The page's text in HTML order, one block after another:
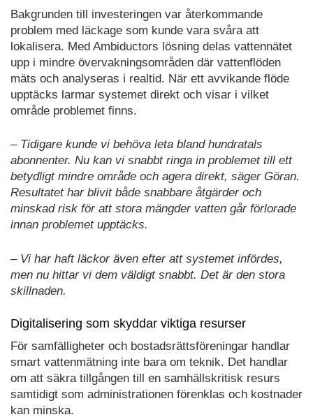
Bakgrunden till investeringen var återkommande
problem med läckage som kunde vara svåra att
lokalisera. Med Ambiductors lösning delas vattennätet
upp i mindre övervakningsområden där vattenflöden
mäts och analyseras i realtid. När ett avvikande flöde
upptäcks larmar systemet direkt och visar i vilket
område problemet finns.
– Tidigare kunde vi behöva leta bland hundratals
abonnenter. Nu kan vi snabbt ringa in problemet till ett
betydligt mindre område och agera direkt, säger Göran.
Resultatet har blivit både snabbare åtgärder och
minskad risk för att stora mängder vatten går förlorade
innan problemet upptäcks.
– Vi har haft läckor även efter att systemet infördes,
men nu hittar vi dem väldigt snabbt. Det är den stora
skillnaden.
Digitalisering som skyddar viktiga resurser
För samfälligheter och bostadsrättsföreningar handlar
smart vattenmätning inte bara om teknik. Det handlar
om att säkra tillgången till en samhällskritisk resurs
samtidigt som administrationen förenklas och kostnader
kan minska.